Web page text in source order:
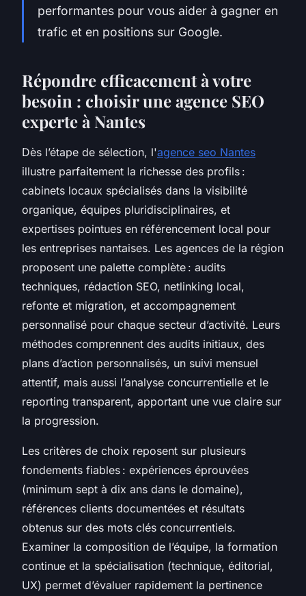
performantes pour vous aider à gagner en
trafic et en positions sur Google.
Répondre efficacement à votre
besoin : choisir une agence SEO
experte à Nantes
Dès l’étape de sélection, l'agence seo Nantes
illustre parfaitement la richesse des profils :
cabinets locaux spécialisés dans la visibilité
organique, équipes pluridisciplinaires, et
expertises pointues en référencement local pour
les entreprises nantaises. Les agences de la région
proposent une palette complète : audits
techniques, rédaction SEO, netlinking local,
refonte et migration, et accompagnement
personnalisé pour chaque secteur d’activité. Leurs
méthodes comprennent des audits initiaux, des
plans d’action personnalisés, un suivi mensuel
attentif, mais aussi l’analyse concurrentielle et le
reporting transparent, apportant une vue claire sur
la progression.
Les critères de choix reposent sur plusieurs
fondements fiables : expériences éprouvées
(minimum sept à dix ans dans le domaine),
références clients documentées et résultats
obtenus sur des mots clés concurrentiels.
Examiner la composition de l’équipe, la formation
continue et la spécialisation (technique, éditorial,
UX) permet d’évaluer rapidement la pertinence